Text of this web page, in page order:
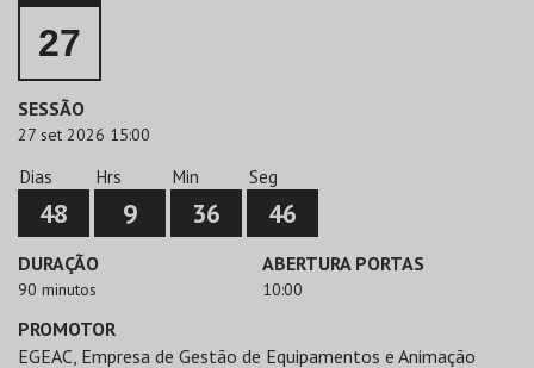
27
SESSÃO
27 set 2026 15:00
Dias
48
Hrs
9
Min
36
Seg
46
DURAÇÃO
90 minutos
ABERTURA PORTAS
10:00
PROMOTOR
EGEAC, Empresa de Gestão de Equipamentos e Animação